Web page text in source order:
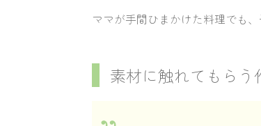
ママが手間ひまかけた料理でも
素材に触れてもらう